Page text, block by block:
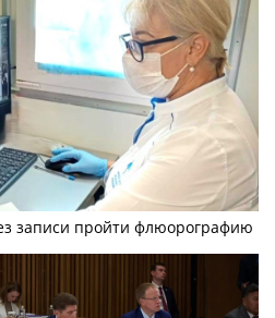
записи пройти флюорографию